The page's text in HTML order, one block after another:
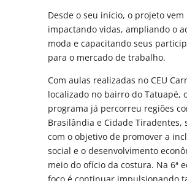
Desde o seu início, o projeto vem
impactando vidas, ampliando o
moda e capacitando seus
para o mercado de trabalho.
Com aulas realizadas no CEU
localizado no bairro do Tatuapé,
programa já percorreu regiões
Brasilândia e Cidade Tiradentes,
com o objetivo de promover a
social e o desenvolvimento
meio do ofício da costura. Na 6ª